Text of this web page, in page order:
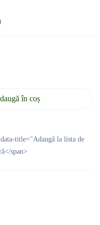
în coș
title="Adaugă la lista de
span>